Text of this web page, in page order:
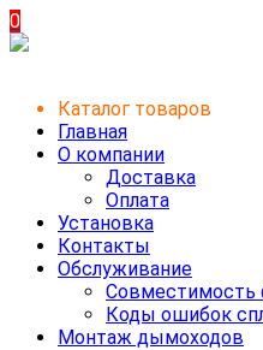
0
Каталог товаров
Главная
О компании
Доставка
Оплата
Установка
Контакты
Обслуживание
Совместимость
Коды ошибок
Монтаж дымоходов